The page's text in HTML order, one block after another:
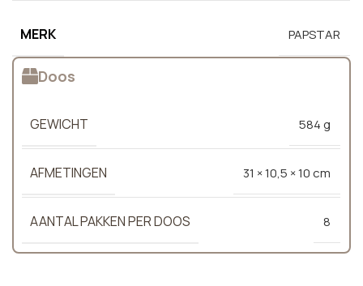
MERK PAPSTAR
Doos
GEWICHT 584 g
AFMETINGEN 31 × 10,5 × 10 cm
AANTAL PAKKEN PER DOOS 8